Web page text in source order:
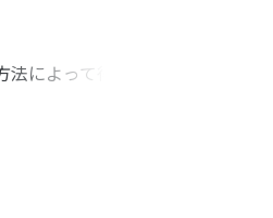
によって得られ
"を与えるもの
典スピン系につ